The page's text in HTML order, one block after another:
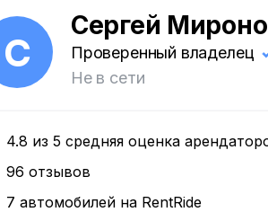
С
Сергей
Проверенный владелец
Не в сети
4.8 из 5 средняя оценка
96 отзывов
7 автомобилей на RentRide